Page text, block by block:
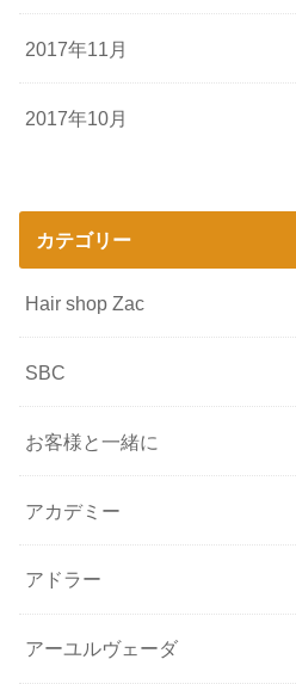
2017年11月
2017年10月
カテゴリー
Hair shop Zac
SBC
お客様と一緒に
アカデミー
アドラー
アーユルヴェーダ